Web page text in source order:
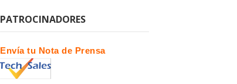
PATROCINADORES
Envía tu Nota de Prensa